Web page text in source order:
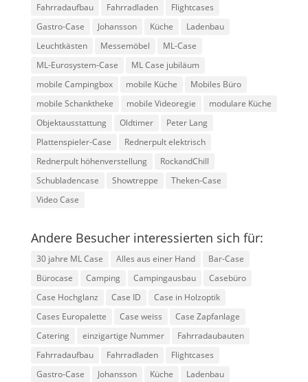
Fahrradaufbau
Fahrradladen
Flightcases
Gastro-Case
Johansson Küche
Ladenbau
Leuchtkästen
Messemöbel
ML-Case
ML-Eurosystem-Case
ML Case jubiläum
mobile Campingbox
mobile Küche
Mobiles Büro
mobile Schanktheke
mobile Videoregie
modulare Küche
Objektausstattung
Oldtimer
Peter Lang
Plattenspieler-Case
Rednerpult elektrisch
Rednerpult höhenverstellung
RockandChill
Schubladencase
Showtreppe
Theken-Case
Video Case
Andere Besucher interessierten sich für:
30 jahre ML Case Alles aus einer Hand
Bar-Case
Bürocase
Camping Campingausbau
Casebüro
Case Hochglanz
Case ID
Case in Holzoptik
Cases Europalette
Case weiss
Case Zapfanlage
Catering
einzigartige Nummer
Fahrradaubauten
Fahrradaufbau
Fahrradladen
Flightcases
Gastro-Case
Johansson Küche
Ladenbau